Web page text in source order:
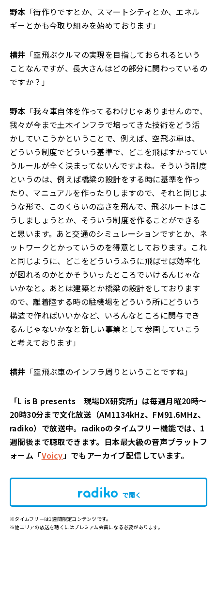
野本 「街作りですとか、スマートシティとか、エネル
ギーとかも今取り組みを始めております」
横井 「空飛ぶクルマの実現を目指しておられるという
ことなんですが、長大さんはどの部分に関わっているの
ですか？」
野本 「我々車自体を作ってるわけじゃありませんので、
我々が今まで土木インフラで培ってきた技術をどう活
かしていこうかということで、例えば、空飛ぶ車は、
どういう制度でどういう基準で、どこを飛ばすかってい
うルールが全く決まってないんですよね。そういう制度
というのは、例えば橋梁の設計をする時に基準を作っ
たり、マニュアルを作ったりしますので、それと同じよ
うな形で、このくらいの高さを飛んで、飛ぶルートはこ
うしましょうとか、そういう制度を作ることができる
と思います。あと交通のシミュレーションですとか、ネ
ットワークとかっていうのを得意としております。これ
と同じように、どこをどういうふうに飛ばせば効率化
が図れるのかとかそういったところでいけるんじゃな
いかなと。あとは建築とか橋梁の設計をしております
ので、離着陸する時の駐機場をどういう所にどういう
構造で作ればいいかなど、いろんなところに関与でき
るんじゃないかなと新しい事業として参画していこう
と考えております」
横井 「空飛ぶ車のインフラ周りということですね」
「L is B presents 現場DX研究所」は毎週月曜20時～
20時30分まで文化放送（AM1134kHz、FM91.6MHz、
radiko）で放送中。radikoのタイムフリー機能では、1
週間後まで聴取できます。日本最大級の音声プラットフ
ォーム「Voicy」でもアーカイブ配信しています。
で開く
※タイムフリーは1週間限定コンテンツです。
※他エリアの放送を聴くにはプレミアム会員になる必要があります。